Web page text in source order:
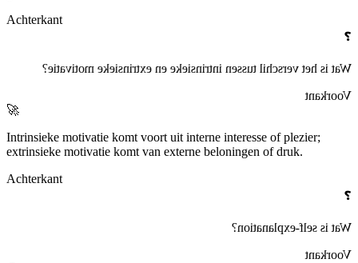
Achterkant
❓
Wat is het verschil tussen
intrinsieke
en
extrinsieke motivatie
?
Voorkant
🚀
Intrinsieke motivatie komt voort uit interne interesse of plezier;
extrinsieke motivatie komt van externe beloningen of druk.
Achterkant
❓
Wat is
self‑explanation
?
Voorkant